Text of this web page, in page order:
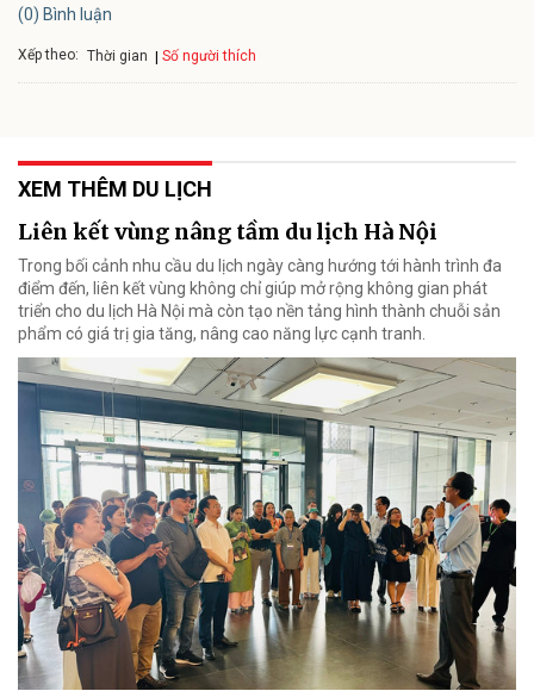
(0) Bình luận
Xếp theo: Thời gian Số người thích
XEM THÊM DU LỊCH
Liên kết vùng nâng tầm du lịch Hà Nội
Trong bối cảnh nhu cầu du lịch ngày càng hướng tới hành trình đa
điểm đến, liên kết vùng không chỉ giúp mở rộng không gian phát
triển cho du lịch Hà Nội mà còn tạo nền tảng hình thành chuỗi sản
phẩm có giá trị gia tăng, nâng cao năng lực cạnh tranh.